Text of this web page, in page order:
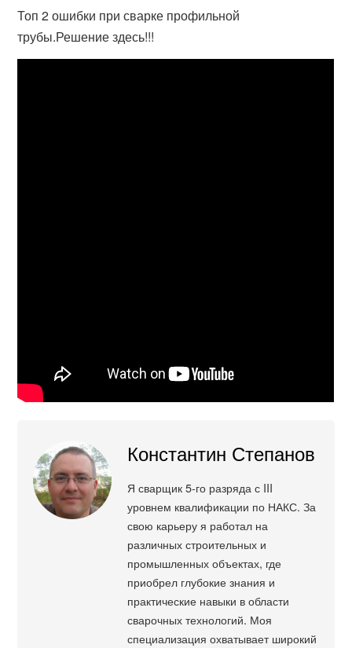
Топ 2 ошибки при сварке профильной
трубы.Решение здесь!!!
Константин Степанов
Я сварщик 5-го разряда с III
уровнем квалификации по НАКС. За
свою карьеру я работал на
различных строительных и
промышленных объектах, где
приобрел глубокие знания и
практические навыки в области
сварочных технологий. Моя
специализация охватывает широкий